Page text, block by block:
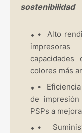
sostenibilidad
•
Alto
colores más
•
de
PSPs a
•